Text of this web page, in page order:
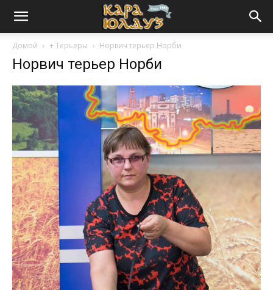
Домой + Терьеры Норвич терьер Норби
Норвич терьер Норби